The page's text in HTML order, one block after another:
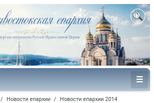
/ Новости епархии / Новости епархии 2014